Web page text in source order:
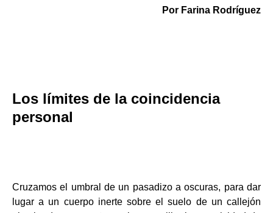
Por Farina Rodríguez
Los límites de la coincidencia
personal
Cruzamos el umbral de un pasadizo a oscuras, para dar
lugar a un cuerpo inerte sobre el suelo de un callejón